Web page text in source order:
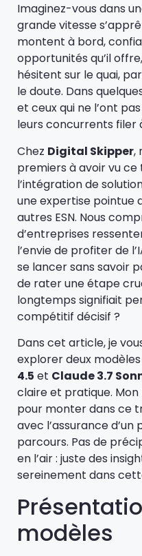
Imaginez-vous dans
grande vitesse
montent à bord,
opportunités qu’il
hésitent sur le quai,
le doute. Dans
et ceux qui ne l’ont
leurs concurrents filer
Chez Digital Skipper,
premiers à avoir vu ce
l’intégration de
une expertise pointue
autres ESN. Nous
d’entreprises
l’envie de profiter de
se lancer sans savoir
de rater une étape
longtemps signifiait
compétitif décisif ?
Dans cet article, je
explorer deux modèles
4.5 et Claude 3.7
claire et pratique. Mon
pour monter dans ce
avec l’assurance
parcours. Pas de
en l’air : juste des
sereinement dans
modèles